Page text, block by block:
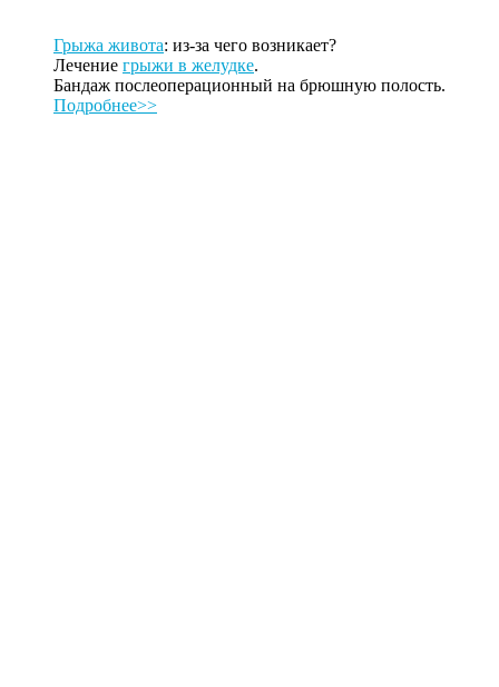
Грыжа живота: из-за чего возникает?
Лечение грыжи в желудке.
Бандаж послеоперационный на брюшную полость.
Подробнее>>